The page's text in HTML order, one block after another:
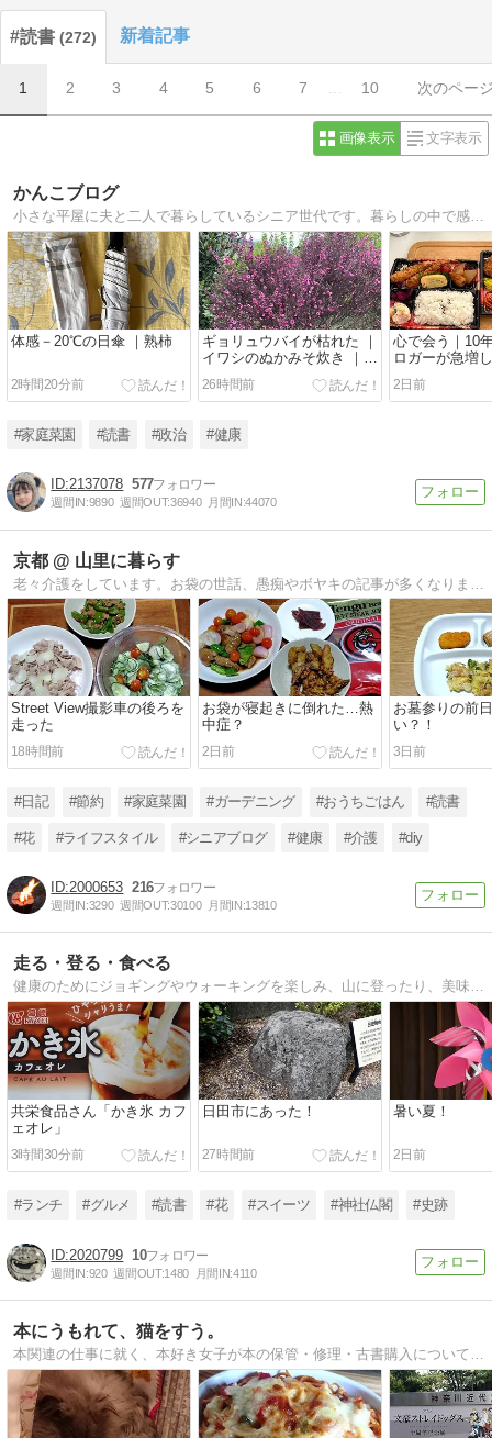
#読書 272 新着記事
1 2 3 4 5 6 7 10 次のペー
画像表示 文字表示
かんこブログ
小さな平屋に夫と二人で暮らしているシニア世代です。暮らしの中で感じたこと、家庭菜園のことなど綴っています。
体感－20℃の日傘 ｜熟柿
2時間20分前
ギョリュウバイが枯れた ｜
イワシのぬかみそ炊き ｜気
が沈む
26時間前
心で会う｜10
ロガーが急増
2日前
#家庭菜園 #読書 #政治 #健康
2137078 577
週間IN:9890 週間OUT:36940 月間IN:44070
京都 @ 山里に暮らす
Street View撮影車の後ろを
走った
18時間前
お袋が寝起きに倒れた…熱
中症？
2日前
お墓参りの前
い？！
3日前
#日記 #節約 #家庭菜園 #ガーデニング #おうちごはん #読書
#花 #ライフスタイル #シニアブログ #健康 #介護 #diy
2000653 216
週間IN:3290 週間OUT:30100 月間IN:13810
走る・登る・食べる
健康のためにジョギングやウォーキングを楽しみ、山に登ったり、美味しい物を食べたり、神社や寺院巡りをしています。
共栄食品さん「かき氷 カフ
ェオレ」
3時間30分前
日田市にあった！
27時間前
暑い夏！
2日前
#ランチ #グルメ #読書 #花 #スイーツ #神社仏閣 #史跡
2020799 10
週間IN:920 週間OUT:1480 月間IN:4110
本にうもれて、猫をすう。